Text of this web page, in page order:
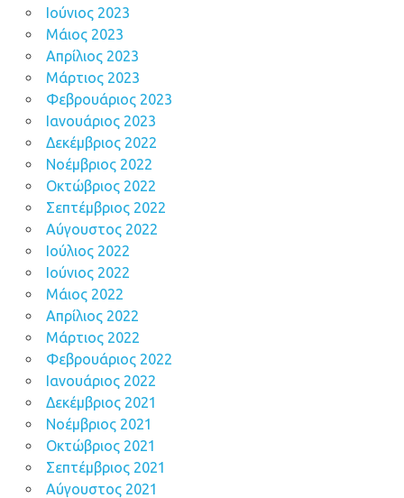
Ιούνιος 2023
Μάιος 2023
Απρίλιος 2023
Μάρτιος 2023
Φεβρουάριος 2023
Ιανουάριος 2023
Δεκέμβριος 2022
Νοέμβριος 2022
Οκτώβριος 2022
Σεπτέμβριος 2022
Αύγουστος 2022
Ιούλιος 2022
Ιούνιος 2022
Μάιος 2022
Απρίλιος 2022
Μάρτιος 2022
Φεβρουάριος 2022
Ιανουάριος 2022
Δεκέμβριος 2021
Νοέμβριος 2021
Οκτώβριος 2021
Σεπτέμβριος 2021
Αύγουστος 2021